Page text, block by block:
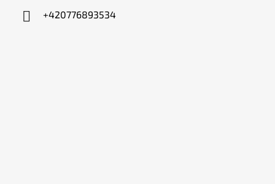
+420776893534